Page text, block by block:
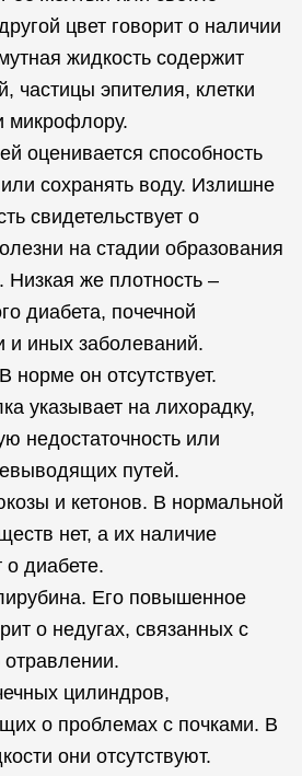
цвет говорит о наличии
жидкость содержит
частицы эпителия, клетки
микрофлору.
оценивается способность
сохранять воду. Излишне
свидетельствует о
на стадии образования
Низкая же плотность –
диабета, почечной
и иных заболеваний.
норме он отсутствует.
указывает на лихорадку,
недостаточность или
путей.
и кетонов. В нормальной
нет, а их наличие
о диабете.
Его повышенное
о недугах, связанных с
цилиндров,
о проблемах с почками. В
они отсутствуют.